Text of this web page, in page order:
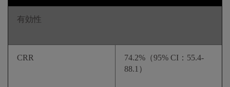
有効性
CRR
74.2%（95% CI：55.4-
88.1）